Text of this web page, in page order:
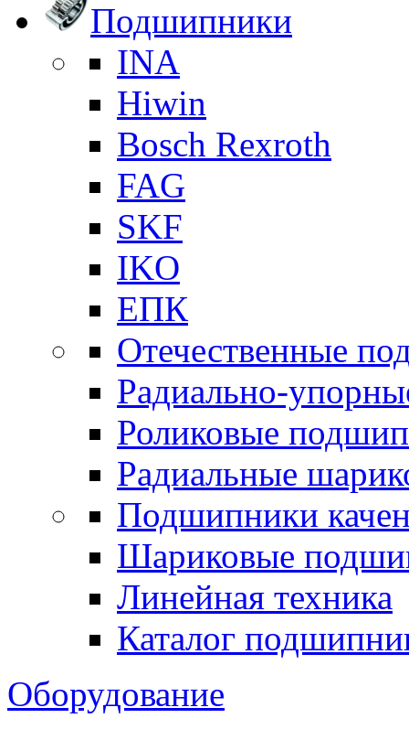
Подшипники
INA
Hiwin
Bosch Rexroth
FAG
SKF
IKO
ЕПК
Отечественные
Радиально-
Роликовые
Радиальные
Подшипники
Шариковые
Линейная техника
Каталог
Оборудование